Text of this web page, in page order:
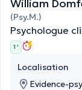
William
(Psy.M.)
Psychologue
1 '
Localisation
Evidence-